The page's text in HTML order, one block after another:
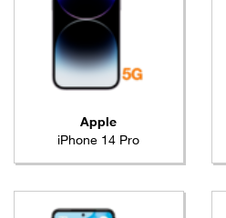
Apple
iPhone 14 Pro